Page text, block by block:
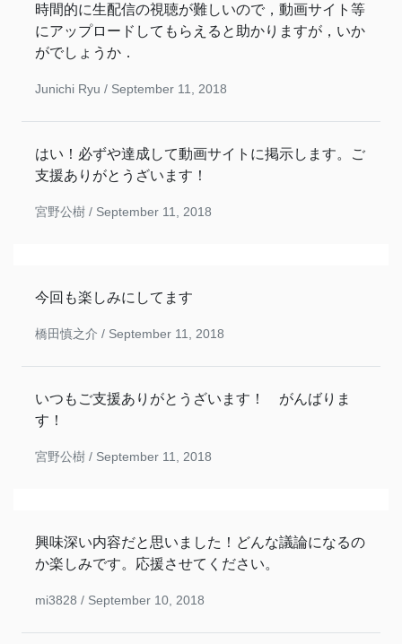
時間的に生配信の視聴が難しいので，動画サイト等
にアップロードしてもらえると助かりますが，いか
がでしょうか．
Junichi Ryu / September 11, 2018
はい！必ずや達成して動画サイトに掲示します。ご
支援ありがとうざいます！
宮野公樹 / September 11, 2018
今回も楽しみにしてます
橋田慎之介 / September 11, 2018
いつもご支援ありがとうざいます！ がんばりま
す！
宮野公樹 / September 11, 2018
興味深い内容だと思いました！どんな議論になるの
か楽しみです。応援させてください。
mi3828 / September 10, 2018